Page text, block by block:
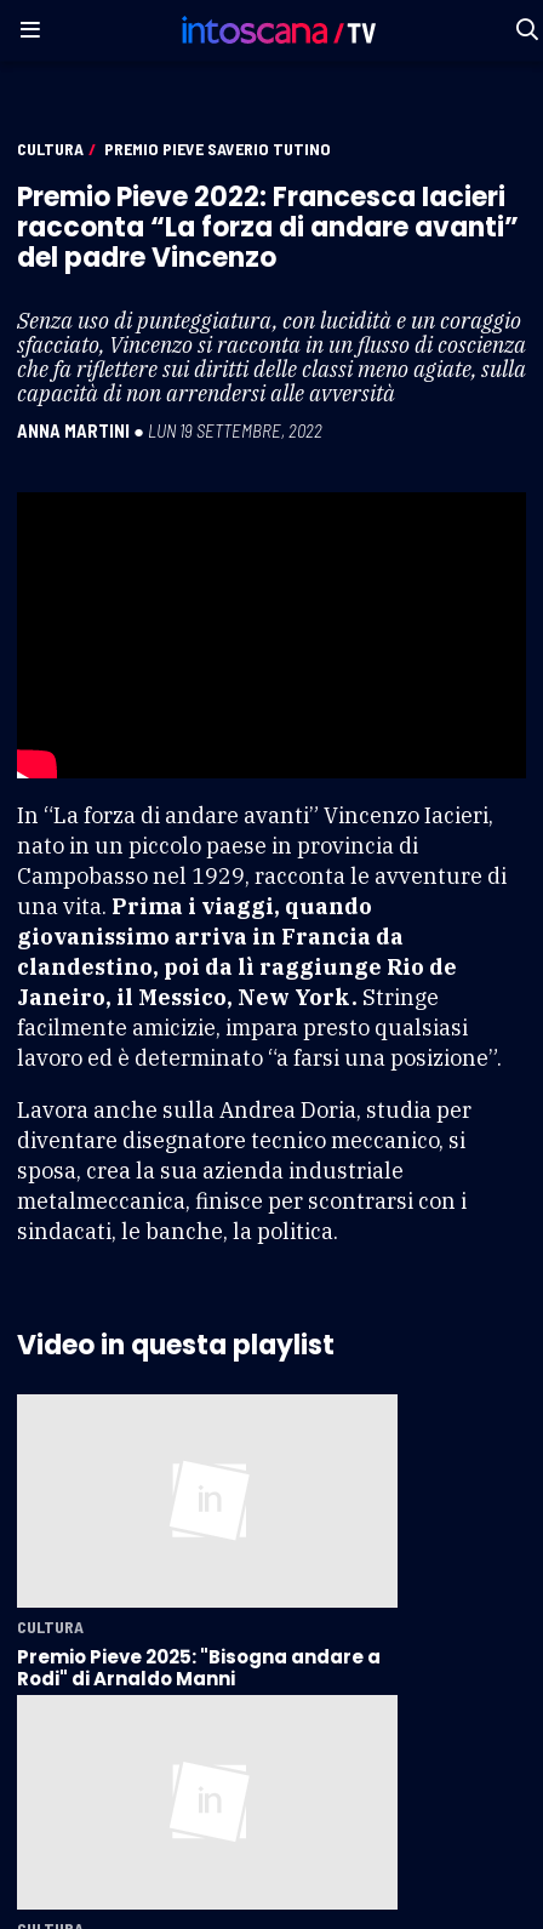
CULTURA / PREMIO PIEVE SAVERIO TUTINO
Premio Pieve 2022: Francesca Iacieri
racconta “La forza di andare avanti”
del padre Vincenzo
Senza uso di punteggiatura, con lucidità e un coraggio
sfacciato, Vincenzo si racconta in un flusso di coscienza
che fa riflettere sui diritti delle classi meno agiate, sulla
capacità di non arrendersi alle avversità
ANNA MARTINI ● LUN 19 SETTEMBRE, 2022
In “La forza di andare avanti” Vincenzo Iacieri,
nato in un piccolo paese in provincia di
Campobasso nel 1929, racconta le avventure di
una vita. Prima i viaggi, quando
giovanissimo arriva in Francia da
clandestino, poi da lì raggiunge Rio de
Janeiro, il Messico, New York. Stringe
facilmente amicizie, impara presto qualsiasi
lavoro ed è determinato “a farsi una posizione”.
Lavora anche sulla Andrea Doria, studia per
diventare disegnatore tecnico meccanico, si
sposa, crea la sua azienda industriale
metalmeccanica, finisce per scontrarsi con i
sindacati, le banche, la politica.
Video in questa playlist
CULTURA
Premio Pieve 2025: "Bisogna andare a
Rodi" di Arnaldo Manni